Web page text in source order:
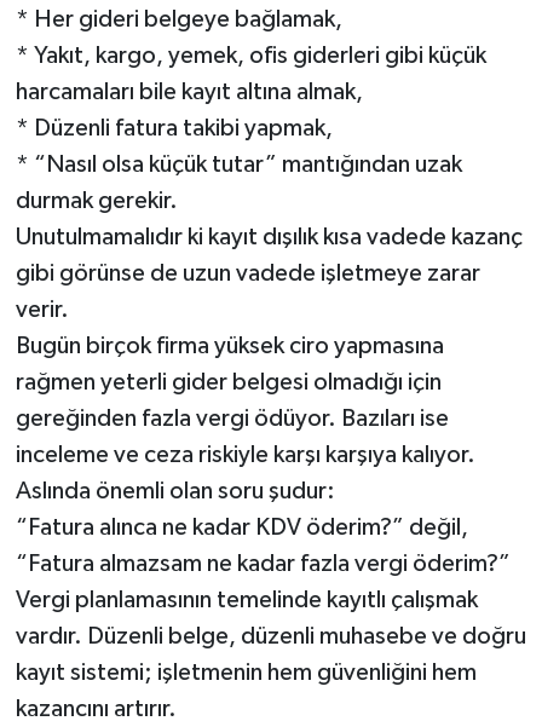
* Her gideri belgeye bağlamak,
* Yakıt, kargo, yemek, ofis giderleri gibi küçük
harcamaları bile kayıt altına almak,
* Düzenli fatura takibi yapmak,
* “Nasıl olsa küçük tutar” mantığından uzak
durmak gerekir.
Unutulmamalıdır ki kayıt dışılık kısa vadede kazanç
gibi görünse de uzun vadede işletmeye zarar
verir.
Bugün birçok firma yüksek ciro yapmasına
rağmen yeterli gider belgesi olmadığı için
gereğinden fazla vergi ödüyor. Bazıları ise
inceleme ve ceza riskiyle karşı karşıya kalıyor.
Aslında önemli olan soru şudur:
“Fatura alınca ne kadar KDV öderim?” değil,
“Fatura almazsam ne kadar fazla vergi öderim?”
Vergi planlamasının temelinde kayıtlı çalışmak
vardır. Düzenli belge, düzenli muhasebe ve doğru
kayıt sistemi; işletmenin hem güvenliğini hem
kazancını artırır.